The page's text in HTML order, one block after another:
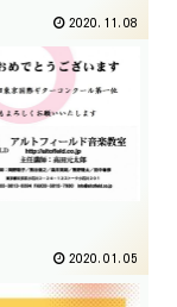
2020.11.08
2020.01.05